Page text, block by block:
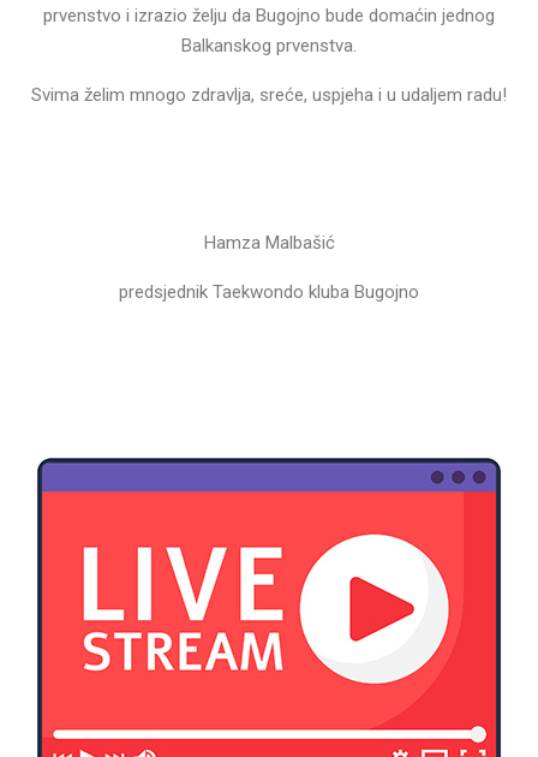
prvenstvo i izrazio želju da Bugojno bude domaćin jednog
Balkanskog prvenstva.
Svima želim mnogo zdravlja, sreće, uspjeha i u udaljem radu!
Hamza Malbašić
predsjednik Taekwondo kluba Bugojno